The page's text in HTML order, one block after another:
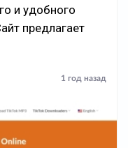
и удобного
предлагает
1 год назад